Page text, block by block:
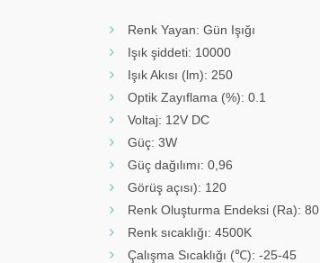
Renk Yayan: Gün Işığı
Işık şiddeti: 10000
Işık Akısı (lm): 250
Optik Zayıflama (%): 0.1
Voltaj: 12V DC
Güç: 3W
Güç dağılımı: 0,96
Görüş açısı): 120
Renk Oluşturma Endeksi (Ra): 80
Renk sıcaklığı: 4500K
Çalışma Sıcaklığı (℃): -25-45